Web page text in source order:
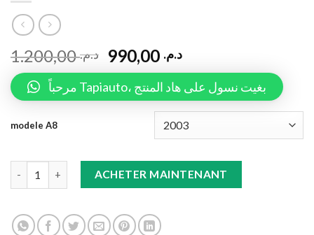
د.م.1.200,00 د.م.
مرحباً Tapiauto، بغيت نسول على هاد المنتج
modele A8
Double Tapis 9D (Noir/Noir) Audi +Tapis Gris A8 quantity
ACHETER MAINTENANT